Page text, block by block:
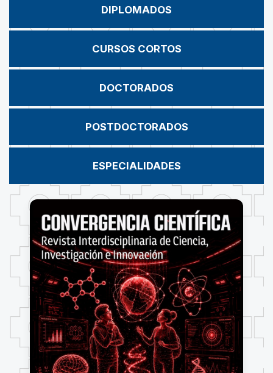
DIPLOMADOS
CURSOS CORTOS
DOCTORADOS
POSTDOCTORADOS
ESPECIALIDADES